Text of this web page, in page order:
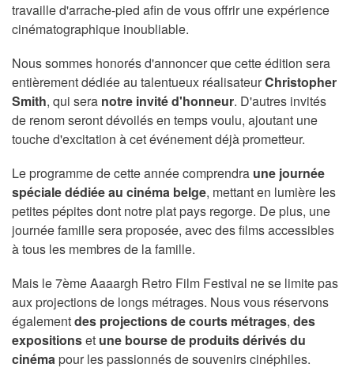
travaille d'arrache-pied afin de vous offrir une expérience
cinématographique inoubliable.
Nous sommes honorés d'annoncer que cette édition sera
entièrement dédiée au talentueux réalisateurChristopher
Smith, qui sera notre invité d'honneur. D'autres invités
de renom seront dévoilés en temps voulu, ajoutant une
touche d'excitation à cet événement déjà prometteur.
Le programme de cette année comprendra une journée
spéciale dédiée au cinéma belge, mettant en lumière les
petites pépites dont notre plat pays regorge. De plus, une
journée famille sera proposée, avec des films accessibles
à tous les membres de la famille.
Mais le 7ème Aaaargh Retro Film Festival ne se limite pas
aux projections de longs métrages. Nous vous réservons
égalementdes projections de courts métrages, des
expositionset une bourse de produits dérivés du
cinémapour les passionnés de souvenirs cinéphiles.